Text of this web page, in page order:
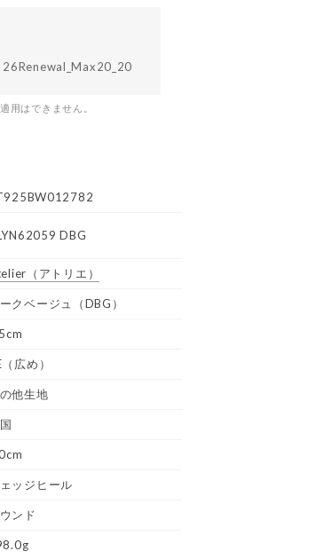
26Renewal_Max20_20
用はできません。
DBG
（アトリエ）
クベージュ（DBG）
広め）
他生地
ッジヒール
ンド